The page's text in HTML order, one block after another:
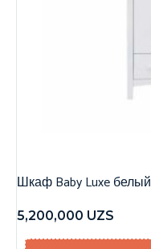
Шкаф Baby Luxe белый
5,200,000 UZS